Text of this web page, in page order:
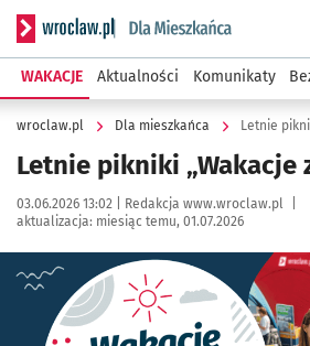
Serwis informacyjny wroclaw.pl
WAKACJE Aktualności Komunikaty
wroclaw.pl Dla mieszkańca Letnie
Letnie pikniki „Wakacje
Data publikacji:
03.06.2026 13:02 | Autor:
Redakcja www.wroclaw.pl
aktualizacja: miesiąc temu, 01.07.2026
Kliknij, aby powiększyć